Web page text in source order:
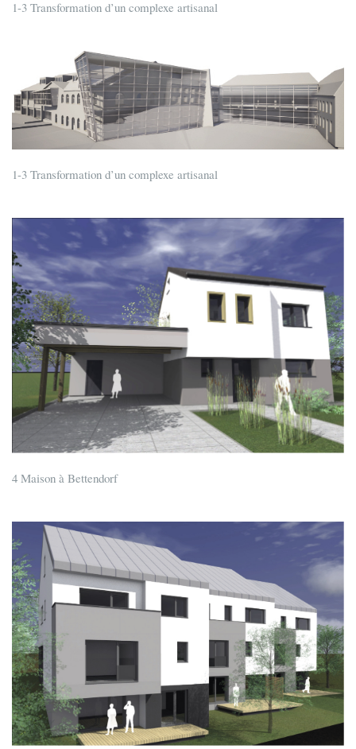
1-3 Transformation d’un complexe artisanal
1-3 Transformation d’un complexe artisanal
4 Maison à Bettendorf